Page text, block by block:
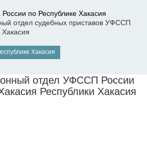
по Республике Хакасия
отдел судебных приставов УФССП
Хакасия
Хакасия
отдел УФССП России
Республики Хакасия